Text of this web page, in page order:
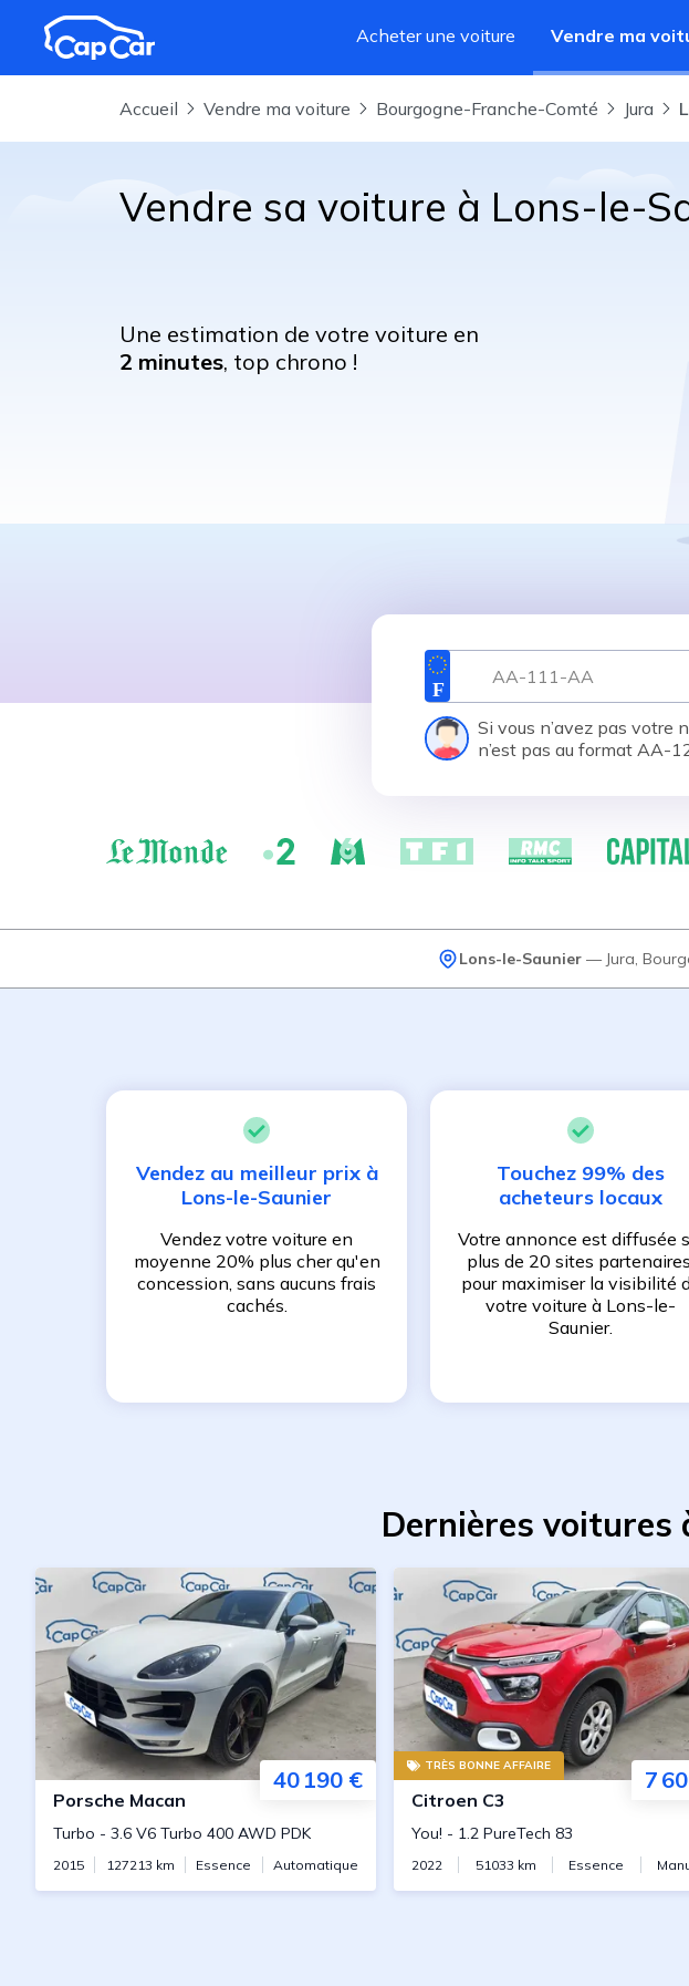
Aller au contenu principal
Acheter une voiture
Vendre ma
Accueil Vendre ma voiture Bourgogne-Franche-Comté Jura
Vendre sa voiture à Lons-le-
Une estimation de votre voiture en
2 minutes, top chrono !
Si vous n’avez pas votre
n’est pas au format AA-
Lons-le-Saunier — Jura
Vendez au meilleur prix à
Lons-le-Saunier
Vendez votre voiture en
moyenne 20% plus cher qu'en
concession, sans aucuns frais
cachés.
Touchez 99% des
acheteurs locaux
Votre annonce est diffusée
plus de 20 sites
pour maximiser la visibilité
votre voiture à Lons-le-
Saunier.
Dernières voitures
40 190 €
Porsche Macan
Turbo - 3.6 V6 Turbo 400 AWD PDK
2015 127213 km Essence Automatique
TRÈS BONNE AFFAIRE
7
Citroen C3
You! - 1.2 PureTech 83
2022 51033 km Essence